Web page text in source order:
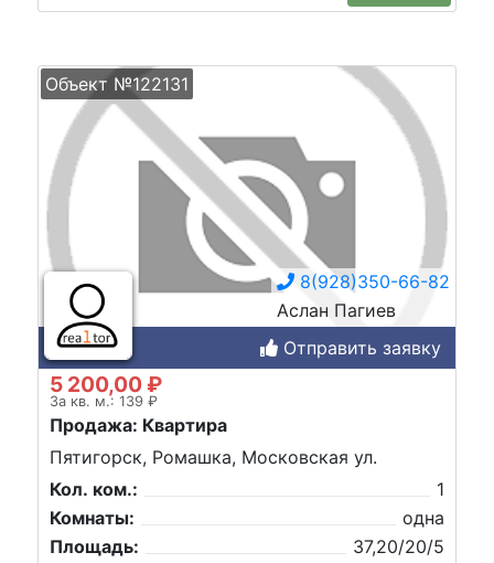
Объект №122131
8(928)350-66-82
Аслан Пагиев
Отправить заявку
5 200,00 ₽
За кв. м.: 139 ₽
Продажа: Квартира
Пятигорск, Ромашка, Московская ул.
Кол. ком.:
1
Комнаты:
одна
Площадь:
37,20/20/5